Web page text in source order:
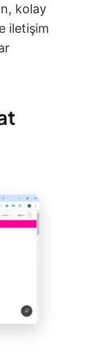
kolay
iletişim